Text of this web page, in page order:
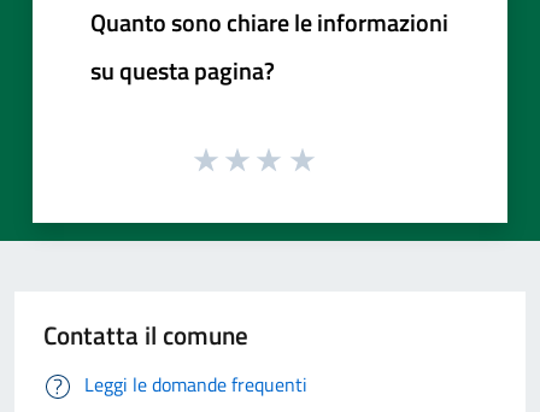
Quanto sono chiare le informazioni
su questa pagina?
Contatta il comune
Leggi le domande frequenti